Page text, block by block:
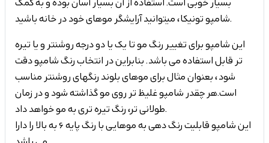
شامپو تونیکا، میتوانید آرایشگر موهای خود در خانه باشید.
این شامپو برای تغییر رنگ مو تا یک یا دو درجه روشنتر و یا تیره
تر قابل استفاده می باشد. بنابراین در انتخاب رنگ شامپو دقت
شود، بعنوان مثال برای موهای بلوند رنگهای روشنتر مناسب
است.هر چقدر شامپو غلیظ تر روی مو گذاشته شود و در زمان
طولانی تر، رنگ تیره تری به مو خواهد داد.
این شامپو قابلیت رنگ دهی به موهایی با رنگ پایه 6 به بالا را دارا